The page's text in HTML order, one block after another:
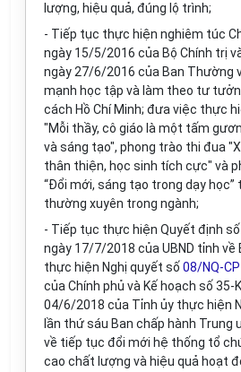
lượng, hiệu quả, đúng lộ trình;
- Tiếp tục thực hiện nghiêm túc
ngày 15/5/2016 của Bộ Chính trị
ngày 27/6/2016 của Ban Thường
mạnh học tập và làm theo tư
cách Hồ Chí Minh; đưa việc thực
"Mỗi thầy, cô giáo là một tấm
và sáng tạo", phong trào thi đua
thân thiện, học sinh tích cực" và
“Đổi mới, sáng tạo trong dạy học”
thường xuyên trong ngành;
- Tiếp tục thực hiện Quyết định
ngày 17/7/2018 của UBND tỉnh về
thực hiện Nghị quyết số 08/NQ-CP
của Chính phủ và Kế hoạch số 35-
04/6/2018 của Tỉnh ủy thực hiện
lần thứ sáu Ban chấp hành Trung
về tiếp tục đổi mới hệ thống tổ
cao chất lượng và hiệu quả hoạt